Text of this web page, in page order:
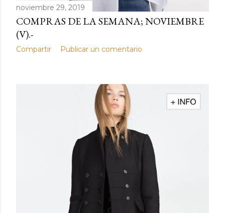
noviembre 29, 2019
COMPRAS DE LA SEMANA; NOVIEMBRE
(V).-
Compartir Publicar un comentario